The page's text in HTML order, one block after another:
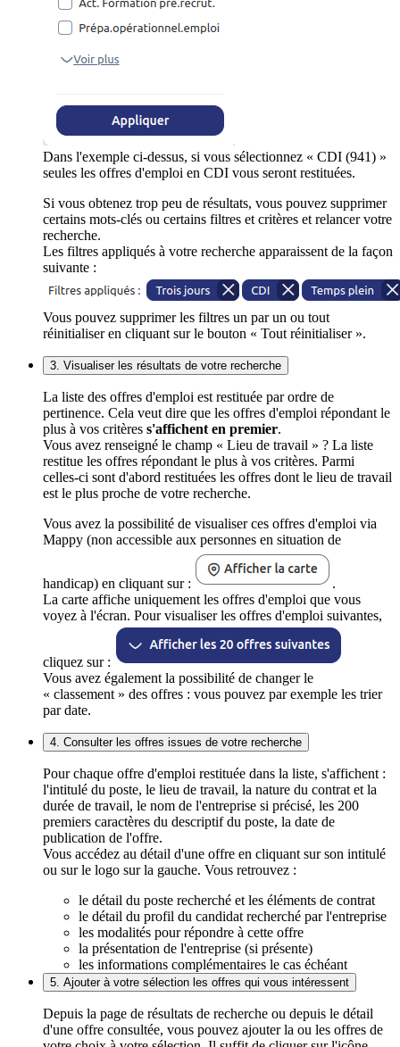
Dans l'exemple ci-dessus, si vous sélectionnez « CDI (941) »
seules les offres d'emploi en CDI vous seront restituées.
Si vous obtenez trop peu de résultats, vous pouvez supprimer
certains mots-clés ou certains filtres et critères et relancer votre
recherche.
Les filtres appliqués à votre recherche apparaissent de la façon
suivante :
Vous pouvez supprimer les filtres un par un ou tout
réinitialiser en cliquant sur le bouton « Tout réinitialiser ».
3. Visualiser les résultats de votre recherche
La liste des offres d'emploi est restituée par ordre de
pertinence. Cela veut dire que les offres d'emploi répondant le
plus à vos critères s'affichent en premier.
Vous avez renseigné le champ « Lieu de travail » ? La liste
restitue les offres répondant le plus à vos critères. Parmi
celles-ci sont d'abord restituées les offres dont le lieu de travail
est le plus proche de votre recherche.
Vous avez la possibilité de visualiser ces offres d'emploi via
Mappy (non accessible aux personnes en situation de
handicap) en cliquant sur :
.
La carte affiche uniquement les offres d'emploi que vous
voyez à l'écran. Pour visualiser les offres d'emploi suivantes,
cliquez sur :
Vous avez également la possibilité de changer le
« classement » des offres : vous pouvez par exemple les trier
par date.
4. Consulter les offres issues de votre recherche
Pour chaque offre d'emploi restituée dans la liste, s'affichent :
l'intitulé du poste, le lieu de travail, la nature du contrat et la
durée de travail, le nom de l'entreprise si précisé, les 200
premiers caractères du descriptif du poste, la date de
publication de l'offre.
Vous accédez au détail d'une offre en cliquant sur son intitulé
ou sur le logo sur la gauche. Vous retrouvez :
le détail du poste recherché et les éléments de contrat
le détail du profil du candidat recherché par l'entreprise
les modalités pour répondre à cette offre
la présentation de l'entreprise (si présente)
les informations complémentaires le cas échéant
5. Ajouter à votre sélection les offres qui vous intéressent
Depuis la page de résultats de recherche ou depuis le détail
d'une offre consultée, vous pouvez ajouter la ou les offres de